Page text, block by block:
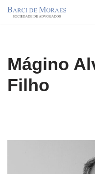
conteúdo
Mágino
Filho